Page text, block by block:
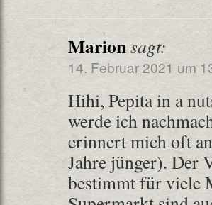
Marionsagt:
14. Februar 2021 um
Hihi, Pepita in a
werde ich
erinnert mich oft
Jahre jünger). Der
bestimmt für viele